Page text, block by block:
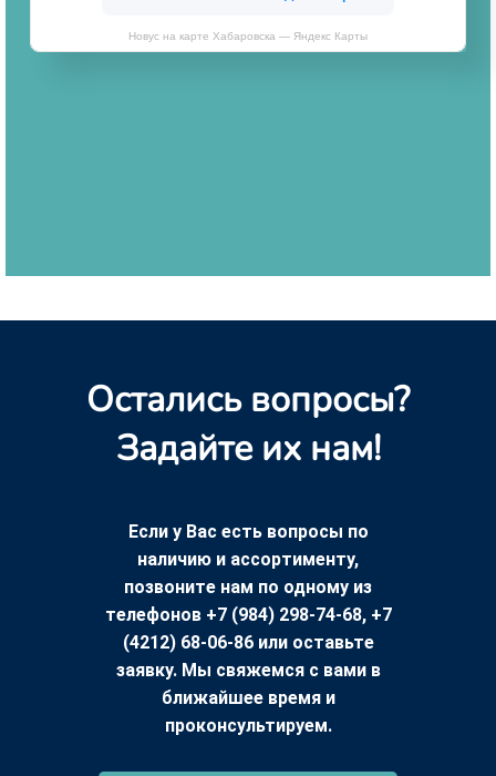
Новус на карте Хабаровска — Яндекс Карты
Остались вопросы?
Задайте их нам!
Если у Вас есть вопросы по
наличию и ассортименту,
позвоните нам по одному из
телефонов +7 (984) 298-74-68, +7
(4212) 68-06-86 или оставьте
заявку. Мы свяжемся с вами в
ближайшее время и
проконсультируем.